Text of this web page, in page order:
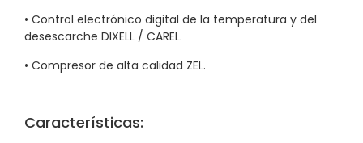
• Control electrónico digital de la temperatura y del
desescarche DIXELL / CAREL.
• Compresor de alta calidad ZEL.
Características: